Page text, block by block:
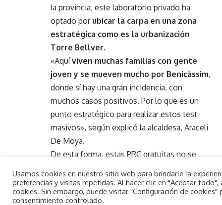
la provincia, este laboratorio privado ha
optado porubicar la carpa en una zona
estratégica como es la urbanización
Torre Bellver.
«Aquíviven muchas familias con gente
joven y se mueven mucho por Benicàssim,
donde sí hay una gran incidencia, con
muchos casos positivos. Por lo que es un
punto estratégico para realizar estos test
masivos», según explicó la alcaldesa, Araceli
De Moya.
De esta forma, estas PRC gratuitas no se
también de Benicàssim ocualquier otro
municipio.
Usamos cookies en nuestro sitio web para brindarle la
preferencias y visitas repetidas. Al hacer clic en "Aceptar
cookies. Sin embargo, puede visitar "Configuración de cookies"
consentimiento controlado.